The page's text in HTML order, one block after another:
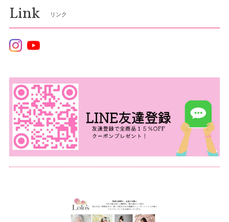
Link リンク